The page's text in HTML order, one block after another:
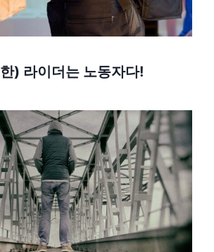
) 라이더는 노동자다!